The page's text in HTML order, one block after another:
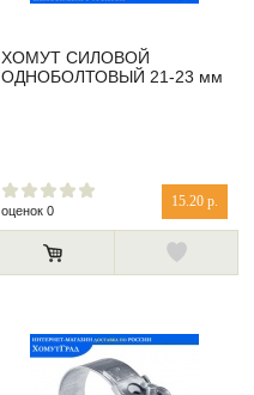
ХОМУТ СИЛОВОЙ
ОДНОБОЛТОВЫЙ 21-23 мм
15.20 р.
оценок 0